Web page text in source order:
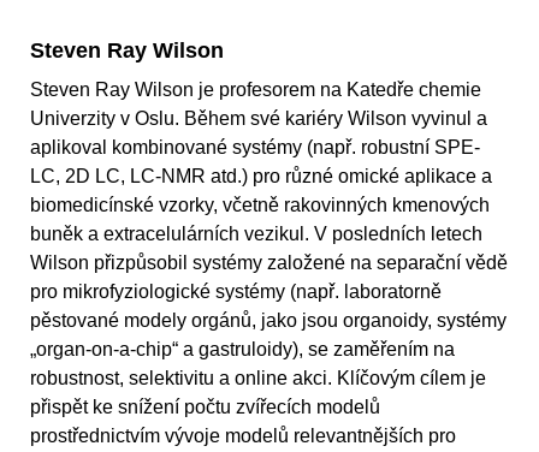
Steven Ray Wilson
Steven Ray Wilson je profesorem na Katedře chemie
Univerzity v Oslu. Během své kariéry Wilson vyvinul a
aplikoval kombinované systémy (např. robustní SPE-
LC, 2D LC, LC-NMR atd.) pro různé omické aplikace a
biomedicínské vzorky, včetně rakovinných kmenových
buněk a extracelulárních vezikul. V posledních letech
Wilson přizpůsobil systémy založené na separační vědě
pro mikrofyziologické systémy (např. laboratorně
pěstované modely orgánů, jako jsou organoidy, systémy
„organ-on-a-chip“ a gastruloidy), se zaměřením na
robustnost, selektivitu a online akci. Klíčovým cílem je
přispět ke snížení počtu zvířecích modelů
prostřednictvím vývoje modelů relevantnějších pro